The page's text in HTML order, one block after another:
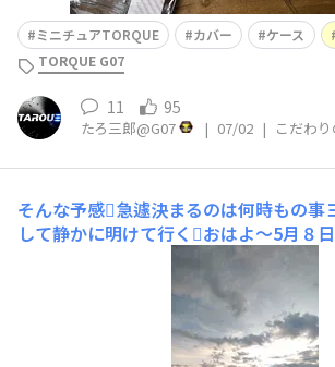
ミニチュアTORQUE カバー ケース
TORQUE G07
11 95
たろ三郎@G07 | 07/02 | こだわ
そんな予感🫪急遽決まるのは何時もの
して静かに明けて行く🫪おはよ〜5月８
ば良いのに目が覚める👀ロビーに降り
コーヒーの良き香りに誘われ、サーバを
ためのカバーが😵オジサンたち利用時間
様で・・・ルールを守れないオジサン
とやせ我慢😅個人情報保護のた